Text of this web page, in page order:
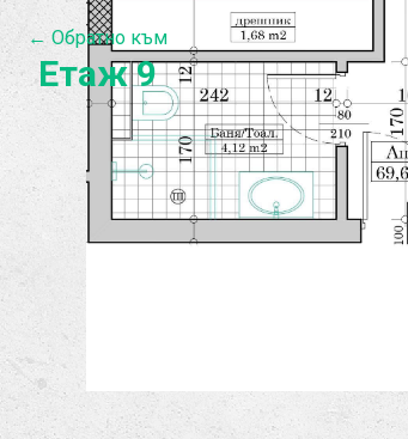
← Обратно към
Етаж 9